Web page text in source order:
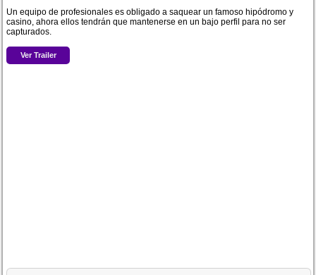
Un equipo de profesionales es obligado a saquear un famoso hipódromo y
casino, ahora ellos tendrán que mantenerse en un bajo perfil para no ser
capturados.
Ver Trailer